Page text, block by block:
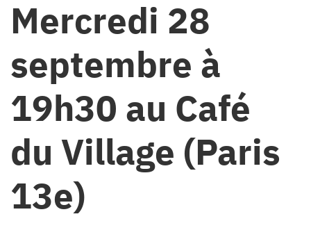
Mercredi 28
septembre à
19h30 au Café
du Village (Paris
13e)